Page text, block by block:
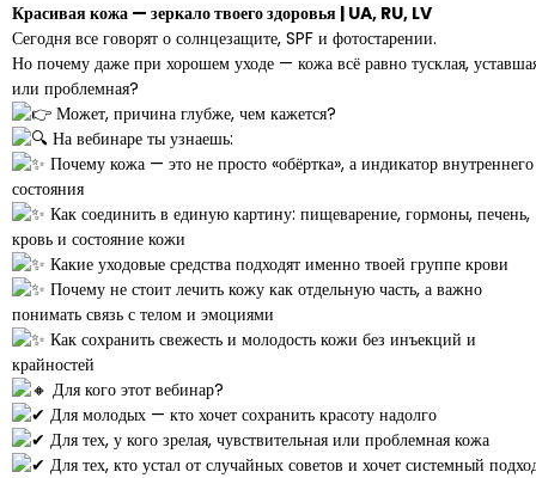
Красивая кожа — зеркало твоего здоровья | UA, RU, LV
Сегодня все говорят о солнцезащите, SPF и фотостарении.
Но почему даже при хорошем уходе — кожа всё равно тусклая,
или проблемная?
Может, причина глубже, чем кажется?
На вебинаре ты узнаешь:
Почему кожа — это не просто «обёртка», а индикатор внутреннего
состояния
Как соединить в единую картину: пищеварение, гормоны, печень,
кровь и состояние кожи
Какие уходовые средства подходят именно твоей группе крови
Почему не стоит лечить кожу как отдельную часть, а важно
понимать связь с телом и эмоциями
Как сохранить свежесть и молодость кожи без инъекций и
крайностей
Для кого этот вебинар?
Для молодых — кто хочет сохранить красоту надолго
Для тех, у кого зрелая, чувствительная или проблемная кожа
Для тех, кто устал от случайных советов и хочет системный